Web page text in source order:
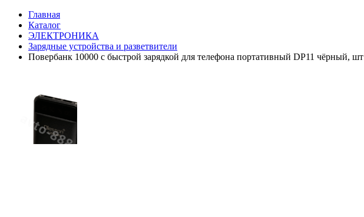
Главная
Каталог
ЭЛЕКТРОНИКА
Зарядные устройства и разветвители
Повербанк 10000 с быстрой зарядкой для телефона портативный DP11 чёрный, шт